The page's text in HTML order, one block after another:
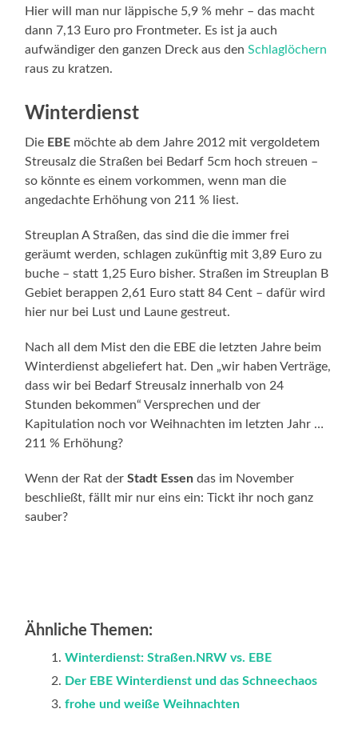
Hier will man nur läppische 5,9 % mehr – das macht
dann 7,13 Euro pro Frontmeter. Es ist ja auch
aufwändiger den ganzen Dreck aus denSchlaglöchern
raus zu kratzen.
Winterdienst
Die EBE möchte ab dem Jahre 2012 mit vergoldetem
Streusalz die Straßen bei Bedarf 5cm hoch streuen –
so könnte es einem vorkommen, wenn man die
angedachte Erhöhung von 211 % liest.
Streuplan A Straßen, das sind die die immer frei
geräumt werden, schlagen zukünftig mit 3,89 Euro zu
buche – statt 1,25 Euro bisher. Straßen im Streuplan B
Gebiet berappen 2,61 Euro statt 84 Cent – dafür wird
hier nur bei Lust und Laune gestreut.
Nach all dem Mist den die EBE die letzten Jahre beim
Winterdienst abgeliefert hat. Den „wir haben Verträge,
dass wir bei Bedarf Streusalz innerhalb von 24
Stunden bekommen“ Versprechen und der
Kapitulation noch vor Weihnachten im letzten Jahr …
211 % Erhöhung?
Wenn der Rat derStadt Essen das im November
beschließt, fällt mir nur eins ein: Tickt ihr noch ganz
sauber?
Ähnliche Themen:
Winterdienst: Straßen.NRW vs. EBE
Der EBE Winterdienst und das Schneechaos
frohe und weiße Weihnachten